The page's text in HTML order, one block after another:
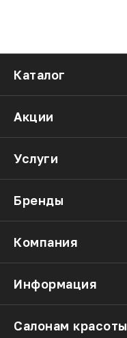
Каталог
Акции
Услуги
Бренды
Компания
Информация
Салонам красоты